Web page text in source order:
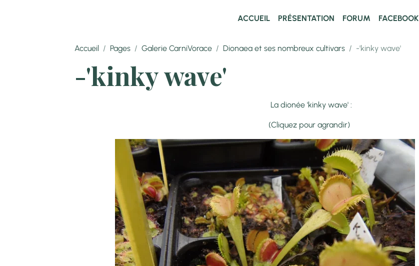
ACCUEIL PRÉSENTATION FORUM FACEBOOK
Accueil Pages Galerie CarniVorace Dionaea et ses nombreux cultivars -'kinky wave'
-'kinky wave'
La dionée 'kinky wave' :
(Cliquez pour agrandir)